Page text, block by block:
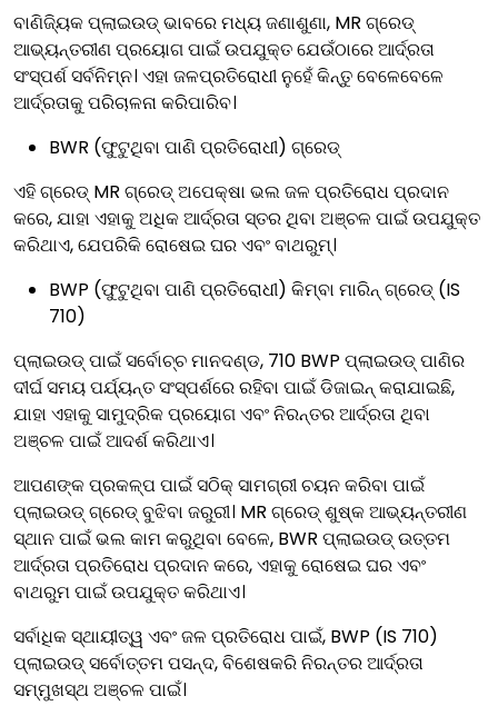
ବାଣିଜ୍ୟିକ ପ୍ଲାଇଉଡ୍ ଭାବରେ ମଧ୍ୟ ଜଣାଶୁଣା, MR ଗ୍ରେଡ୍
ଆଭ୍ୟନ୍ତରୀଣ ପ୍ରୟୋଗ ପାଇଁ ଉପଯୁକ୍ତ ଯେଉଁଠାରେ ଆର୍ଦ୍ରତା
ସଂସ୍ପର୍ଶ ସର୍ବନିମ୍ନ। ଏହା ଜଳପ୍ରତିରୋଧୀ ନୁହେଁ କିନ୍ତୁ ବେଳେବେଳେ
ଆର୍ଦ୍ରତାକୁ ପରିଚାଳନା କରିପାରିବ।
BWR (ଫୁଟୁଥିବା ପାଣି ପ୍ରତିରୋଧୀ) ଗ୍ରେଡ୍
ଏହି ଗ୍ରେଡ୍ MR ଗ୍ରେଡ୍ ଅପେକ୍ଷା ଭଲ ଜଳ ପ୍ରତିରୋଧ ପ୍ରଦାନ
କରେ, ଯାହା ଏହାକୁ ଅଧିକ ଆର୍ଦ୍ରତା ସ୍ତର ଥିବା ଅଞ୍ଚଳ ପାଇଁ ଉପଯୁକ୍ତ
କରିଥାଏ, ଯେପରିକି ରୋଷେଇ ଘର ଏବଂ ବାଥରୁମ୍।
BWP (ଫୁଟୁଥିବା ପାଣି ପ୍ରତିରୋଧୀ) କିମ୍ବା ମାରିନ୍ ଗ୍ରେଡ୍ (IS
710)
ପ୍ଲାଇଉଡ୍ ପାଇଁ ସର୍ବୋଚ୍ଚ ମାନଦଣ୍ଡ, 710 BWP ପ୍ଲାଇଉଡ୍ ପାଣିର
ଦୀର୍ଘ ସମୟ ପର୍ଯ୍ୟନ୍ତ ସଂସ୍ପର୍ଶରେ ରହିବା ପାଇଁ ଡିଜାଇନ୍ କରାଯାଇଛି,
ଯାହା ଏହାକୁ ସାମୁଦ୍ରିକ ପ୍ରୟୋଗ ଏବଂ ନିରନ୍ତର ଆର୍ଦ୍ରତା ଥିବା
ଅଞ୍ଚଳ ପାଇଁ ଆଦର୍ଶ କରିଥାଏ।
ଆପଣଙ୍କ ପ୍ରକଳ୍ପ ପାଇଁ ସଠିକ୍ ସାମଗ୍ରୀ ଚୟନ କରିବା ପାଇଁ
ପ୍ଲାଇଉଡ୍ ଗ୍ରେଡ୍ ବୁଝିବା ଜରୁରୀ। MR ଗ୍ରେଡ୍ ଶୁଷ୍କ ଆଭ୍ୟନ୍ତରୀଣ
ସ୍ଥାନ ପାଇଁ ଭଲ କାମ କରୁଥିବା ବେଳେ, BWR ପ୍ଲାଇଉଡ୍ ଉତ୍ତମ
ଆର୍ଦ୍ରତା ପ୍ରତିରୋଧ ପ୍ରଦାନ କରେ, ଏହାକୁ ରୋଷେଇ ଘର ଏବଂ
ବାଥରୁମ ପାଇଁ ଉପଯୁକ୍ତ କରିଥାଏ।
ସର୍ବାଧିକ ସ୍ଥାୟୀତ୍ୱ ଏବଂ ଜଳ ପ୍ରତିରୋଧ ପାଇଁ, BWP (IS 710)
ପ୍ଲାଇଉଡ୍ ସର୍ବୋତ୍ତମ ପସନ୍ଦ, ବିଶେଷକରି ନିରନ୍ତର ଆର୍ଦ୍ରତା
ସମ୍ମୁଖସ୍ଥ ଅଞ୍ଚଳ ପାଇଁ।